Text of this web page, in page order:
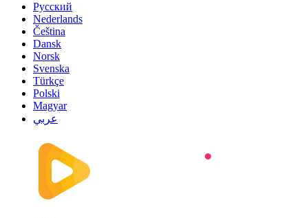
Русский
Nederlands
Čeština
Dansk
Norsk
Svenska
Türkçe
Polski
Magyar
عربي